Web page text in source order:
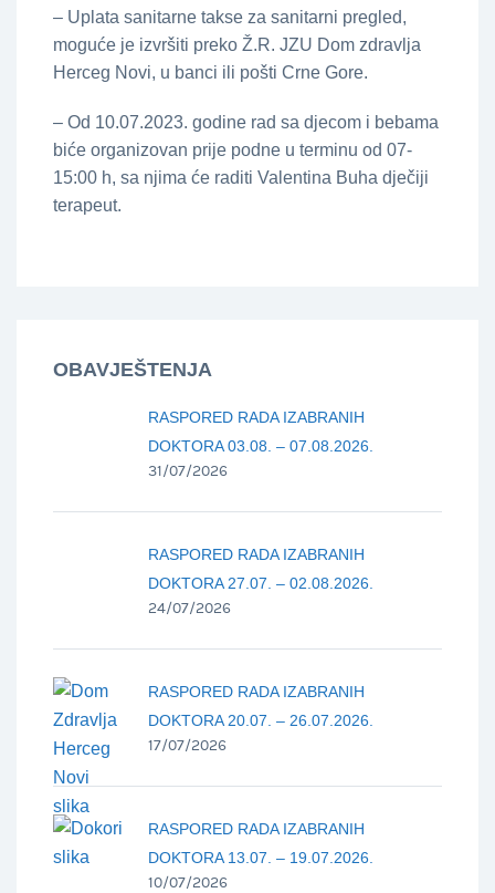
– Uplata sanitarne takse za sanitarni pregled,
moguće je izvršiti preko Ž.R. JZU Dom zdravlja
Herceg Novi, u banci ili pošti Crne Gore.
– Od 10.07.2023. godine rad sa djecom i bebama
biće organizovan prije podne u terminu od 07-
15:00 h, sa njima će raditi Valentina Buha dječiji
terapeut.
OBAVJEŠTENJA
RASPORED RADA IZABRANIH
DOKTORA 03.08. – 07.08.2026.
31/07/2026
RASPORED RADA IZABRANIH
DOKTORA 27.07. – 02.08.2026.
24/07/2026
RASPORED RADA IZABRANIH
DOKTORA 20.07. – 26.07.2026.
17/07/2026
RASPORED RADA IZABRANIH
DOKTORA 13.07. – 19.07.2026.
10/07/2026